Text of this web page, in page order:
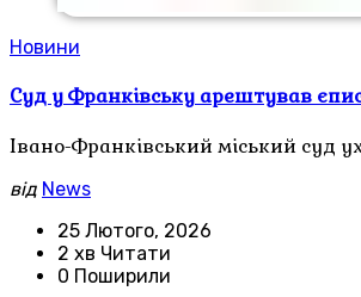
Новини
Суд у Франківську арештував
Івано-Франківський міський суд
від News
25 Лютого, 2026
2 хв Читати
0 Поширили